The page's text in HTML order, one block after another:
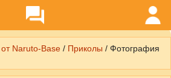
от Naruto-Base / Приколы / Фотография